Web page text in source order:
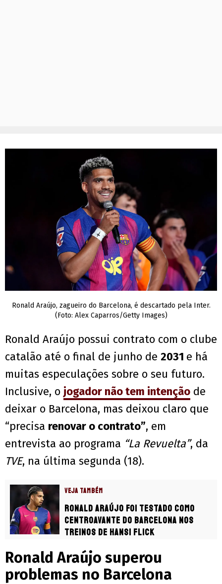
Ronald Araújo, zagueiro do Barcelona, é descartado pela Inter.
(Foto: Alex Caparros/Getty Images)
Ronald Araújo possui contrato com o clube
catalão até o final de junho de 2031 e há
muitas especulações sobre o seu futuro.
Inclusive, o jogador não tem intenção de
deixar o Barcelona, mas deixou claro que
“precisa renovar o contrato”, em
entrevista ao programa “La Revuelta”, da
TVE, na última segunda (18).
VEJA TAMBÉM
Ronald Araújo foi testado como
centroavante do Barcelona nos
treinos de Hansi Flick
Ronald Araújo superou
problemas no Barcelona